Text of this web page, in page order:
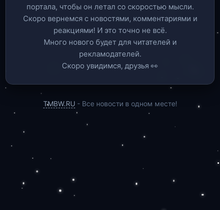
портала, чтобы он летал со скоростью мысли.
Скоро вернемся c новостями, комментариями и
реакциями! И это точно не всё.
Много нового будет для читателей и
рекламодателей.
Скоро увидимся, друзья 👀
TMBW.RU - Все новости в одном месте!